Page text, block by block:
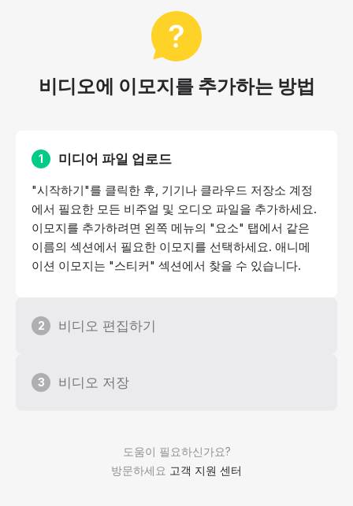
비디오에 이모지를 추가하는 방법
도움이 필요하신가요?
방문하세요 고객 지원 센터
1 미디어 파일 업로드
"시작하기"를 클릭한 후, 기기나 클라우드 저장소 계정
에서 필요한 모든 비주얼 및 오디오 파일을 추가하세요.
이모지를 추가하려면 왼쪽 메뉴의 "요소" 탭에서 같은
이름의 섹션에서 필요한 이모지를 선택하세요. 애니메
이션 이모지는 "스티커" 섹션에서 찾을 수 있습니다.
2 비디오 편집하기
3 비디오 저장